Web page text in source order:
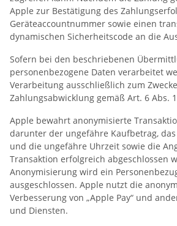
Apple zur Bestätigung des
Geräteaccountnummer sowie einen
dynamischen Sicherheitscode an die
Sofern bei den beschriebenen
personenbezogene Daten verarbeitet
Verarbeitung ausschließlich zum
Zahlungsabwicklung gemäß Art. 6 Abs.
Apple bewahrt anonymisierte
darunter der ungefähre Kaufbetrag,
und die ungefähre Uhrzeit sowie die
Transaktion erfolgreich abgeschlossen
Anonymisierung wird ein
ausgeschlossen. Apple nutzt die
Verbesserung von „Apple Pay“ und
und Diensten.